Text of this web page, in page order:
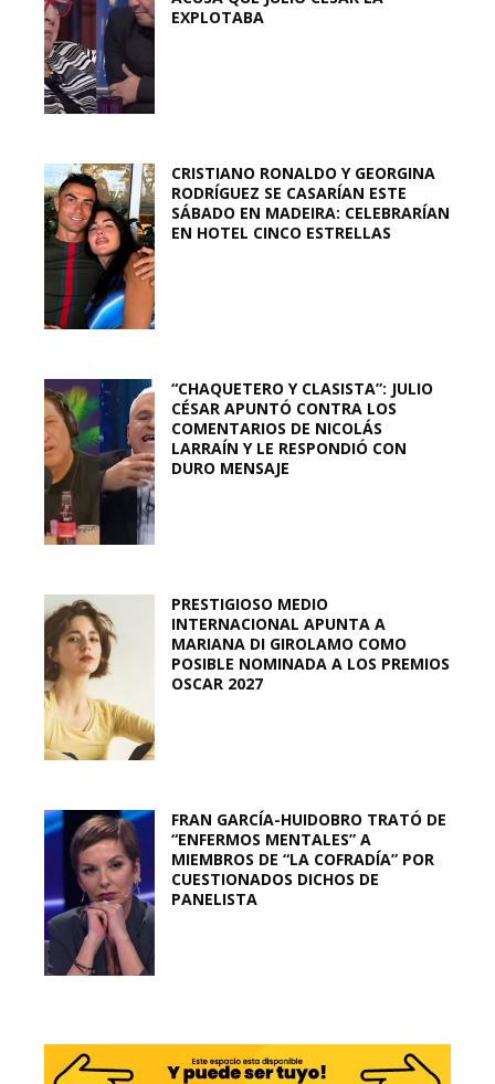
EXPLOTABA
CRISTIANO RONALDO Y GEORGINA
RODRÍGUEZ SE CASARÍAN ESTE
SÁBADO EN MADEIRA: CELEBRARÍAN
EN HOTEL CINCO ESTRELLAS
“CHAQUETERO Y CLASISTA”: JULIO
CÉSAR APUNTÓ CONTRA LOS
COMENTARIOS DE NICOLÁS
LARRAÍN Y LE RESPONDIÓ CON
DURO MENSAJE
PRESTIGIOSO MEDIO
INTERNACIONAL APUNTA A
MARIANA DI GIROLAMO COMO
POSIBLE NOMINADA A LOS PREMIOS
OSCAR 2027
FRAN GARCÍA-HUIDOBRO TRATÓ DE
“ENFERMOS MENTALES” A
MIEMBROS DE “LA COFRADÍA” POR
CUESTIONADOS DICHOS DE
PANELISTA